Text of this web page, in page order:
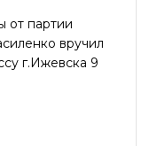
от партии
вручил
г.Ижевска 9